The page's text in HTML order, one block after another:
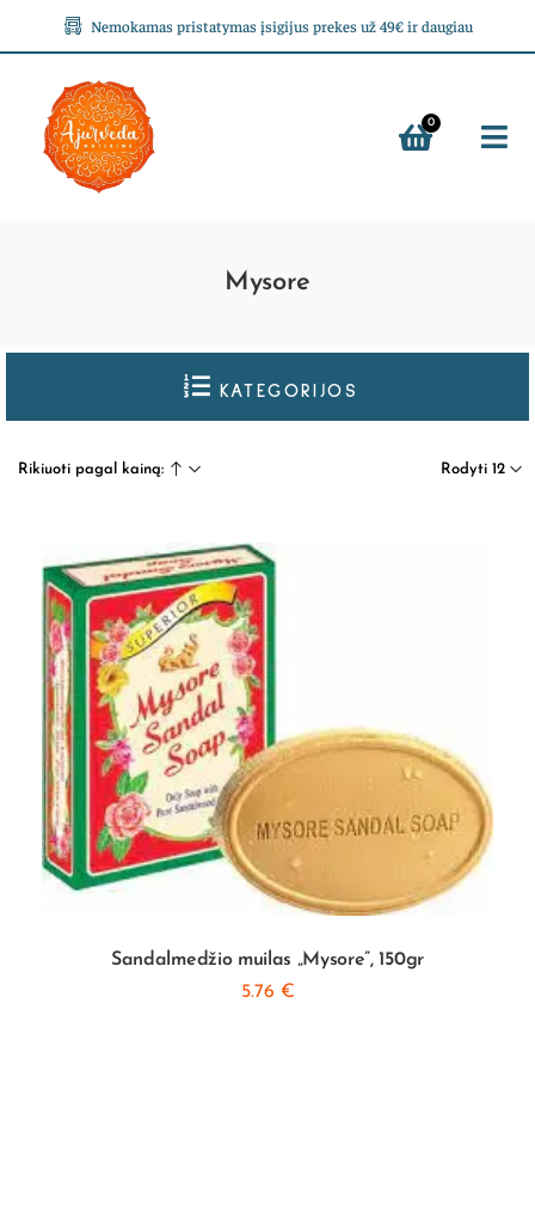
Nemokamas pristatymas įsigijus prekes už 49€ ir daugiau
0
Mysore
KATEGORIJOS
Rodyti 12
Rikiuoti pagal kainą:
Sandalmedžio muilas „Mysore”, 150gr
5.76 €